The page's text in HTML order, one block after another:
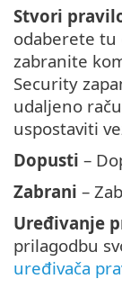
Stvori
odaberete
zabranite
Security
udaljeno
uspostaviti
Dopusti –
Zabrani –
Uređivanje
prilagodbu
uređivača